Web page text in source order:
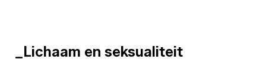
_Lichaam en seksualiteit